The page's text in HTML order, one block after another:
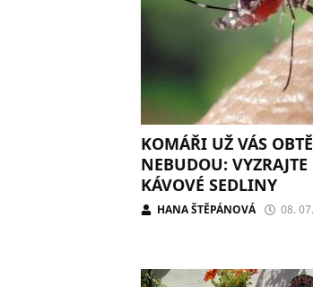
KOMÁŘI UŽ VÁS
NEBUDOU:
KÁVOVÉ SEDLINY
HANA ŠTĚPÁNOVÁ 08.